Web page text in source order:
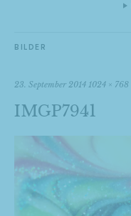
BILDER
23. September 2014 1024 × 768
IMGP7941